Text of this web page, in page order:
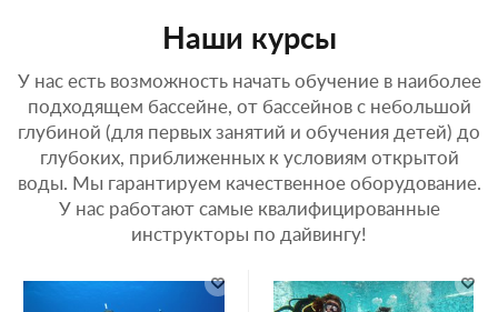
Наши курсы
У нас есть возможность начать обучение в наиболее
подходящем бассейне, от бассейнов с небольшой
глубиной (для первых занятий и обучения детей) до
глубоких, приближенных к условиям открытой
воды. Мы гарантируем качественное оборудование.
У нас работают самые квалифицированные
инструкторы по дайвингу!